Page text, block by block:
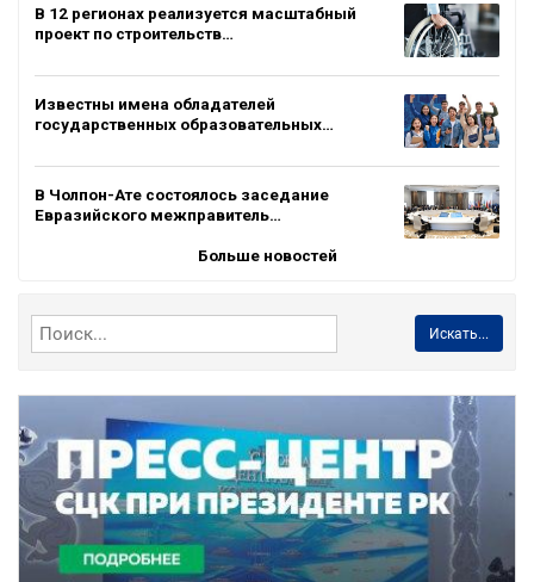
В 12 регионах реализуется масштабный
проект по строительств…
Известны имена обладателей
государственных образовательных…
В Чолпон-Ате состоялось заседание
Евразийского межправитель…
Больше новостей
Искать...